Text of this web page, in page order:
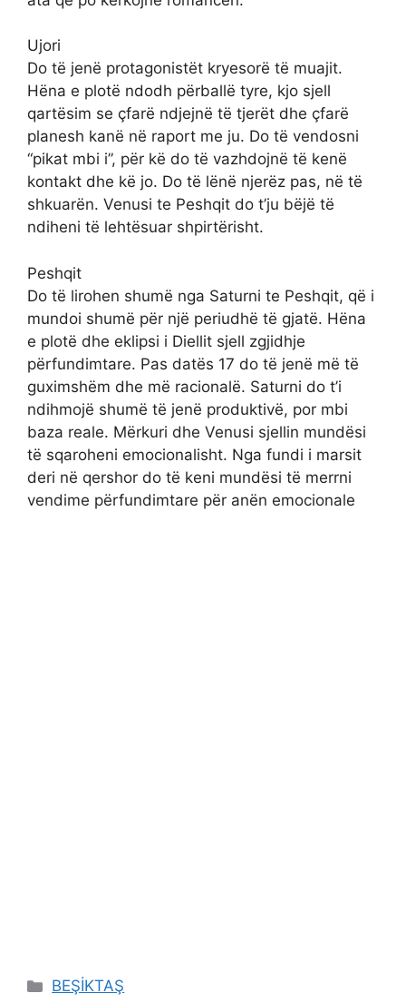
Ujori
Do të jenë protagonistët kryesorë të muajit.
Hëna e plotë ndodh përballë tyre, kjo sjell
qartësim se çfarë ndjejnë të tjerët dhe çfarë
planesh kanë në raport me ju. Do të vendosni
“pikat mbi i”, për kë do të vazhdojnë të kenë
kontakt dhe kë jo. Do të lënë njerëz pas, në të
shkuarën. Venusi te Peshqit do t’ju bëjë të
ndiheni të lehtësuar shpirtërisht.
Peshqit
Do të lirohen shumë nga Saturni te Peshqit, që i
mundoi shumë për një periudhë të gjatë. Hëna
e plotë dhe eklipsi i Diellit sjell zgjidhje
përfundimtare. Pas datës 17 do të jenë më të
guximshëm dhe më racionalë. Saturni do t’i
ndihmojë shumë të jenë produktivë, por mbi
baza reale. Mërkuri dhe Venusi sjellin mundësi
të sqaroheni emocionalisht. Nga fundi i marsit
deri në qershor do të keni mundësi të merrni
vendime përfundimtare për anën emocionale
Categories
BEŞİKTAŞ